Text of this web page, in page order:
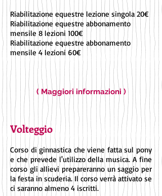
Riabilitazione equestre lezione singola 20€
Riabilitazione equestre abbonamento
mensile 8 lezioni 100€
Riabilitazione equestre abbonamento
mensile 4 lezioni 60€
( Maggiori informazioni )
Volteggio
Corso di ginnastica che viene fatta sul pony
e che prevede l'utilizzo della musica. A fine
corso gli allievi prepareranno un saggio per
la festa in scuderia. Il corso verrà attivato se
ci saranno almeno 4 iscritti.